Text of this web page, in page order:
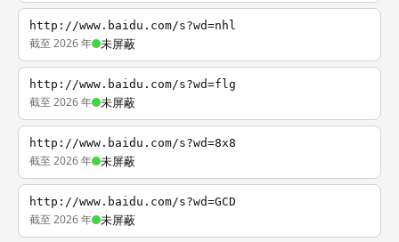
http://www.baidu.com/s?wd=nhl
截至 2026 年 未屏蔽
http://www.baidu.com/s?wd=flg
截至 2026 年 未屏蔽
http://www.baidu.com/s?wd=8x8
截至 2026 年 未屏蔽
http://www.baidu.com/s?wd=GCD
截至 2026 年 未屏蔽